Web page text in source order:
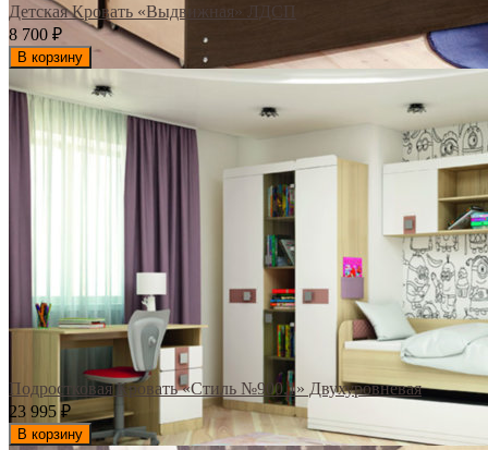
Детская Кровать «Выдвижная» ЛДСП
8 700 ₽
В корзину
Подростковая Кровать «Стиль №900.1» Двухуровневая
23 995₽
В корзину